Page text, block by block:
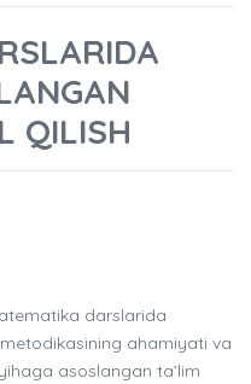
QILISH
darslarida
ahamiyati va
asoslangan ta’lim